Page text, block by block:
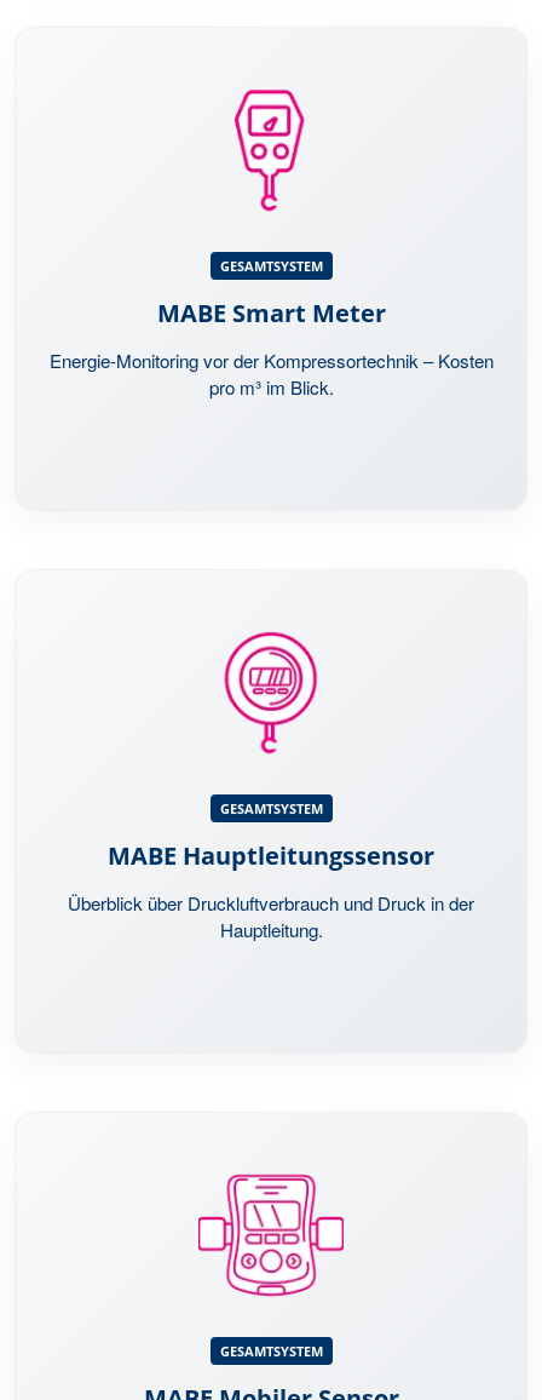
GESAMTSYSTEM
MABE Smart Meter
Energie-Monitoring vor der Kompressortechnik – Kosten
pro m³ im Blick.
GESAMTSYSTEM
Misst den elektrischen Energieverbrauch für die
Druckluft transparent.
GESAMTSYSTEM
MABE Hauptleitungssensor
Überblick über Druckluftverbrauch und Druck in der
Hauptleitung.
GESAMTSYSTEM
Überwacht Volumenstrom und Druck in der
Hauptleitung. Deckt Leckagen in Stillstandszeiten auf
und zeigt die Grundlast als Indikator für Ineffizienz.
GESAMTSYSTEM
GESAMTSYSTEM
Messungen an beliebigen Stellen im Netz. Ideal für